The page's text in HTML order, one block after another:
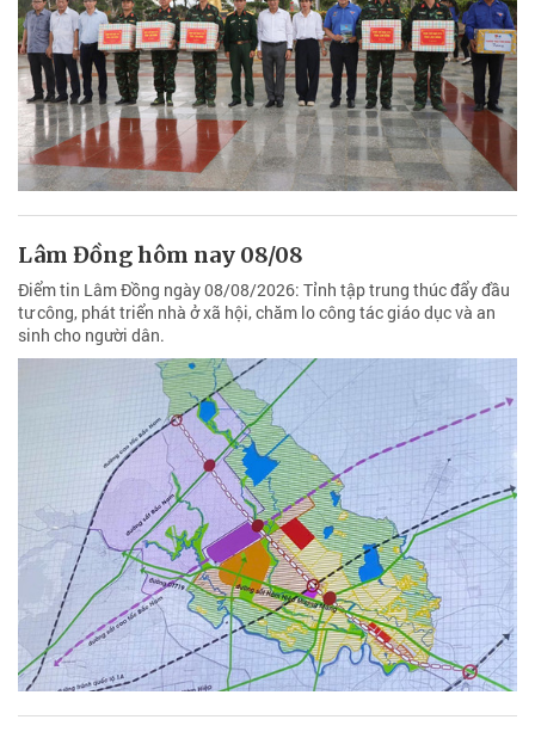
Lâm Đồng hôm nay 08/08
Điểm tin Lâm Đồng ngày 08/08/2026: Tỉnh tập trung thúc đẩy đầu
tư công, phát triển nhà ở xã hội, chăm lo công tác giáo dục và an
sinh cho người dân.